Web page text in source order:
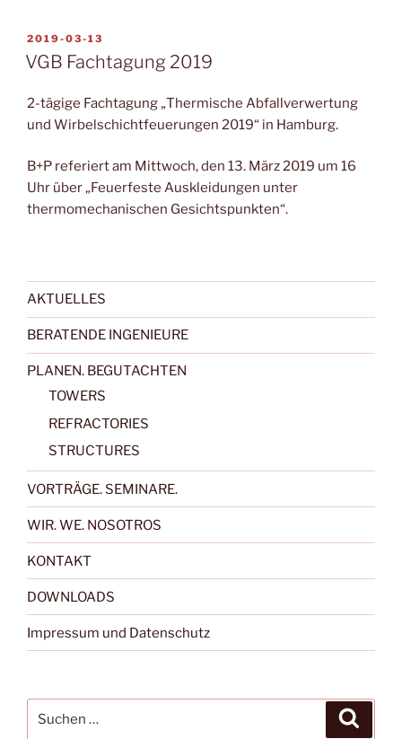
VERÖFFENTLICHT
AM
2019-03-13
VGB Fachtagung 2019
2-tägige Fachtagung „Thermische Abfallverwertung
und Wirbelschichtfeuerungen 2019“ in Hamburg.
B+P referiert am Mittwoch, den 13. März 2019 um 16
Uhr über „Feuerfeste Auskleidungen unter
thermomechanischen Gesichtspunkten“.
AKTUELLES
BERATENDE INGENIEURE
PLANEN. BEGUTACHTEN
TOWERS
REFRACTORIES
STRUCTURES
VORTRÄGE. SEMINARE.
WIR. WE. NOSOTROS
KONTAKT
DOWNLOADS
Impressum und Datenschutz
nach: